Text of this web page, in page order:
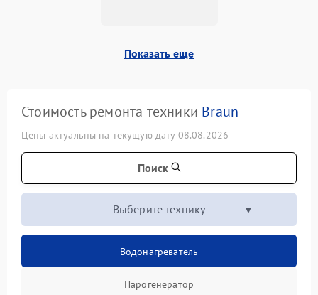
Показать еще
Стоимость ремонта техники Braun
Цены актуальны на текущую дату 08.08.2026
Поиск
Выберите технику
Водонагреватель
Парогенератор